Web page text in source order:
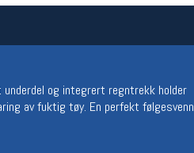
og integrert regntrekk holder
av fuktig tøy. En perfekt følgesvenn